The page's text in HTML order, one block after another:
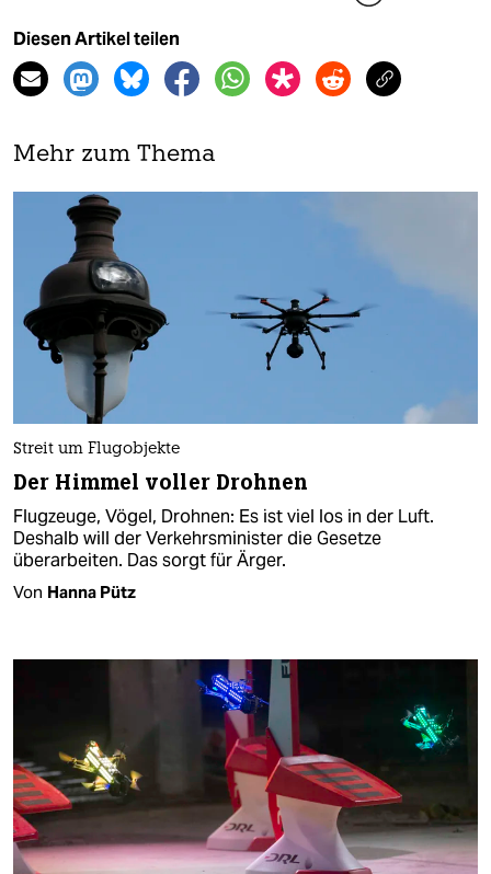
Diesen Artikel teilen
Mehr zum Thema
Streit um Flugobjekte
Der Himmel voller Drohnen
Flugzeuge, Vögel, Drohnen: Es ist viel los in der Luft.
Deshalb will der Verkehrsminister die Gesetze
überarbeiten. Das sorgt für Ärger.
Von Hanna Pütz